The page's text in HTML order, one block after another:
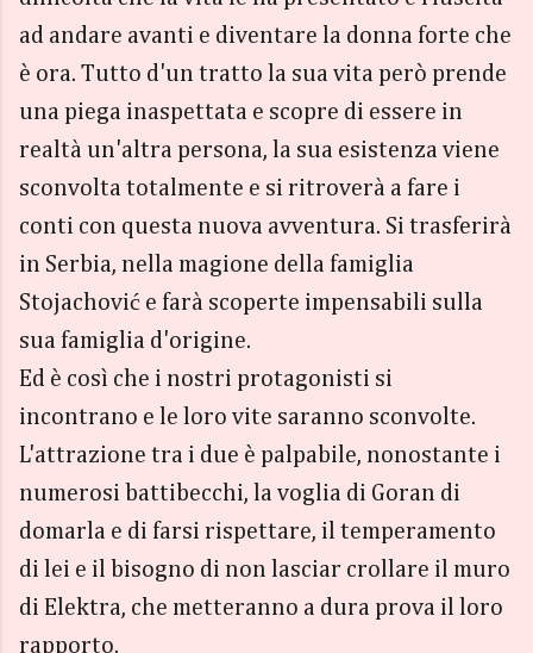
ad andare avanti e diventare la donna forte che
è ora. Tutto d'un tratto la sua vita però prende
una piega inaspettata e scopre di essere in
realtà un'altra persona, la sua esistenza viene
sconvolta totalmente e si ritroverà a fare i
conti con questa nuova avventura. Si trasferirà
in Serbia, nella magione della famiglia
Stojachović e farà scoperte impensabili sulla
sua famiglia d'origine.
Ed è così che i nostri protagonisti si
incontrano e le loro vite saranno sconvolte.
L'attrazione tra i due è palpabile, nonostante i
numerosi battibecchi, la voglia di Goran di
domarla e di farsi rispettare, il temperamento
di lei e il bisogno di non lasciar crollare il muro
di Elektra, che metteranno a dura prova il loro
rapporto.